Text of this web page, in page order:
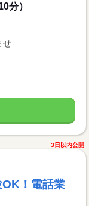
分）
...
3日以内公開
！電話業